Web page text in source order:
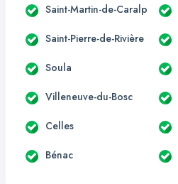
Saint-Martin-de-Caralp
Saint-Pierre-de-Rivière
Soula
Villeneuve-du-Bosc
Celles
Bénac